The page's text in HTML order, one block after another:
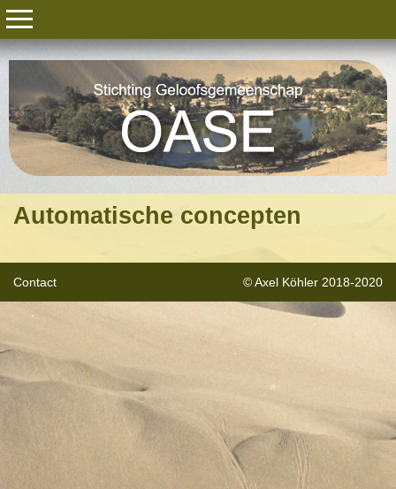
Automatische concepten
Contact © Axel Köhler 2018-2020